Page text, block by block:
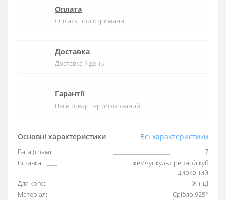
Основні характеристики Всі характеристики
Вага (грам):
7
Вставка:
жемчуг культ.речной;куб
цирконий
Для кого:
Жінці
Матеріал:
Срібло 925°
Оплата
Оплата при отриманні
Доставка
Доставка 1 день
Гарантії
Весь товар сертифікований